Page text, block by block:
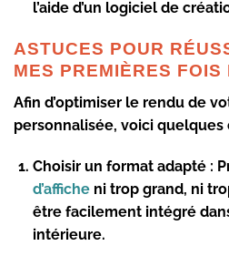
l’aide d’un logiciel de
ASTUCES POUR
MES PREMIÈRES FOIS
Afin d’optimiser le rendu de
personnalisée, voici quelques
Choisir un format adapté:
d’afficheni trop grand, ni
être facilement intégré
intérieure.